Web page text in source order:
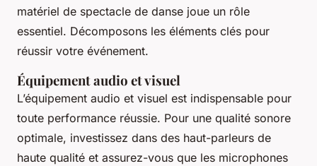
matériel de spectacle de danse joue un rôle
essentiel. Décomposons les éléments clés pour
réussir votre événement.
Équipement audio et visuel
L’équipement audio et visuel est indispensable pour
toute performance réussie. Pour une qualité sonore
optimale, investissez dans des haut-parleurs de
haute qualité et assurez-vous que les microphones